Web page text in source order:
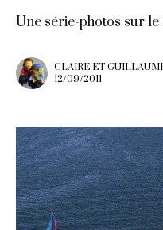
Une série-photos sur
CLAIRE ET
12/09/2011